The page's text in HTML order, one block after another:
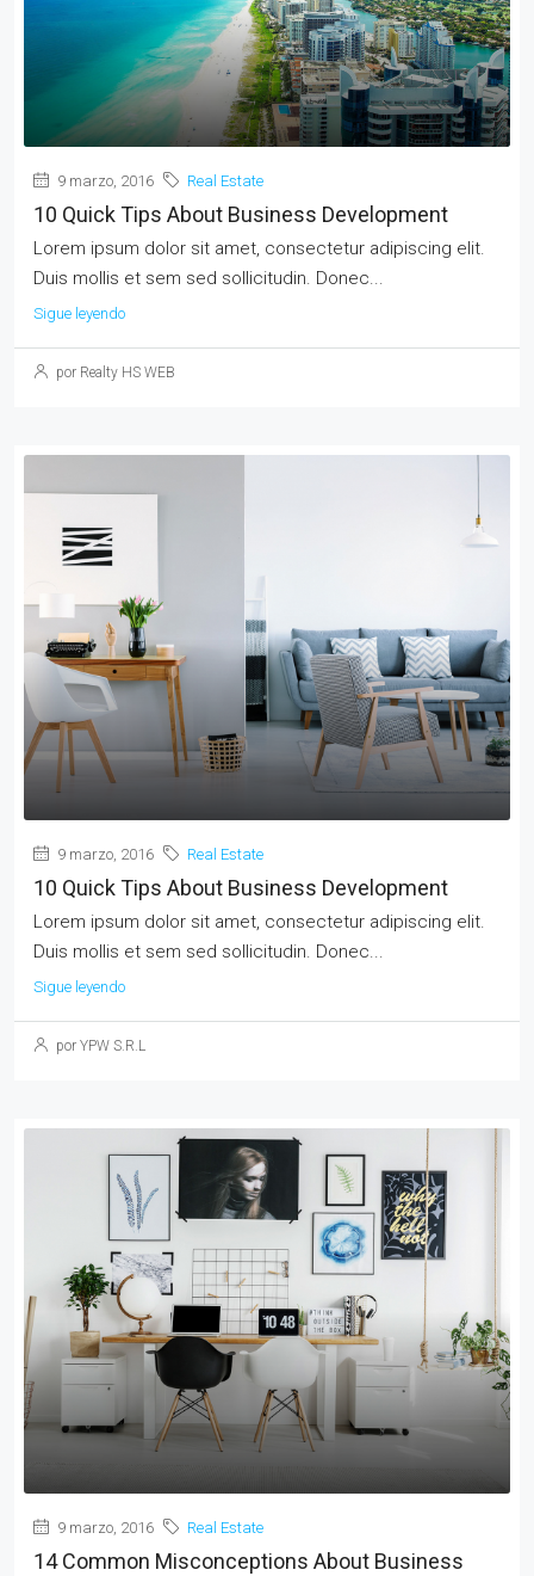
9 marzo, 2016 Real Estate
10 Quick Tips About Business Development
Lorem ipsum dolor sit amet, consectetur adipiscing elit.
Duis mollis et sem sed sollicitudin. Donec...
Sigue leyendo
por Realty HS WEB
9 marzo, 2016 Real Estate
10 Quick Tips About Business Development
Lorem ipsum dolor sit amet, consectetur adipiscing elit.
Duis mollis et sem sed sollicitudin. Donec...
Sigue leyendo
por YPW S.R.L
9 marzo, 2016 Real Estate
14 Common Misconceptions About Business